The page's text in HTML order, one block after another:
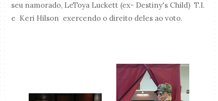
seu namorado, LeToya Luckett (ex- Destiny's Child) T.I.
e Keri Hilson exercendo o direito deles ao voto.